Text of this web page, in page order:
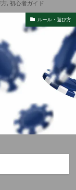
, 初心者ガイド
ルール・遊び方